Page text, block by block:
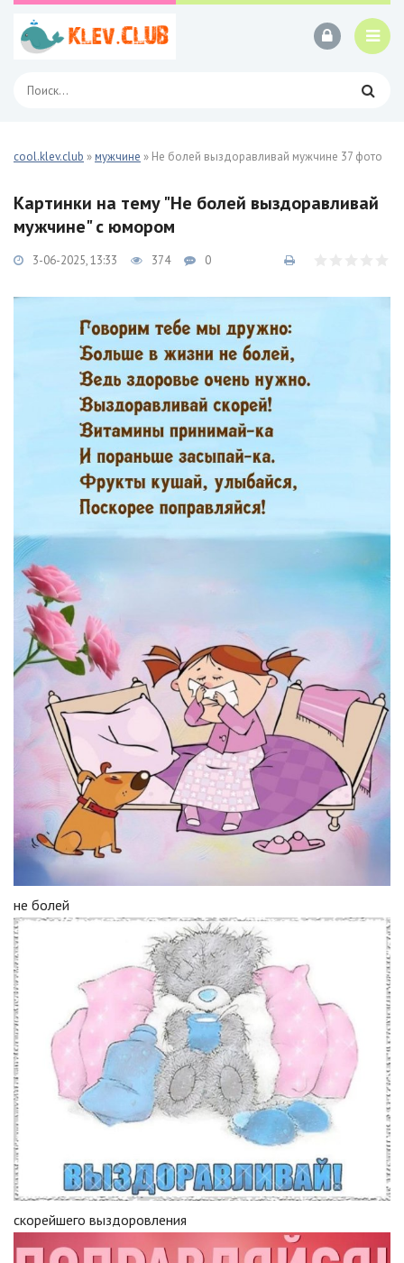
cool.klev.club »мужчине » Не болей выздоравливай мужчине 37 фото
Картинки на тему "Не болей выздоравливай
мужчине" с юмором
3-06-2025, 13:33 374 0
не болей
скорейшего выздоровления